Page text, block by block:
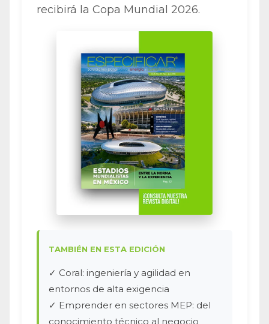
recibirá la Copa Mundial 2026.
TAMBIÉN EN ESTA EDICIÓN
✓ Coral: ingeniería y agilidad en
entornos de alta exigencia
✓ Emprender en sectores MEP: del
conocimiento técnico al negocio